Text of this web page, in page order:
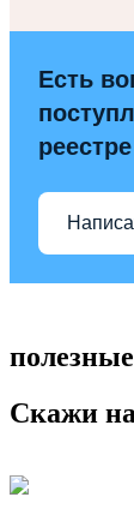
Есть
Скажи